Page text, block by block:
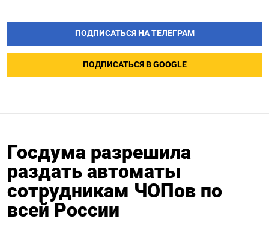
ПОДПИСАТЬСЯ НА ТЕЛЕГРАМ
ПОДПИСАТЬСЯ В GOOGLE
Госдума разрешила
раздать автоматы
сотрудникам ЧОПов по
всей России